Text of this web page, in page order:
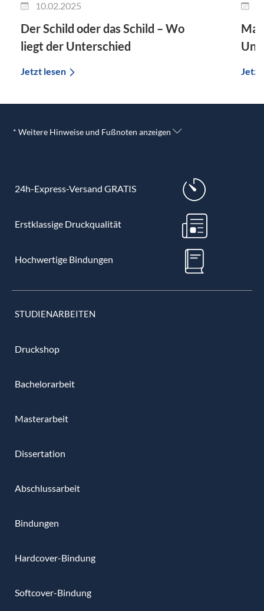
10.02.2025
Der Schild oder das Schild – Wo
liegt der Unterschied
Jetzt lesen
* Weitere Hinweise und Fußnoten anzeigen
24h-Express-Versand GRATIS
Erstklassige Druckqualität
Hochwertige Bindungen
STUDIENARBEITEN
Druckshop
Bachelorarbeit
Masterarbeit
Dissertation
Abschlussarbeit
Bindungen
Hardcover-Bindung
Softcover-Bindung